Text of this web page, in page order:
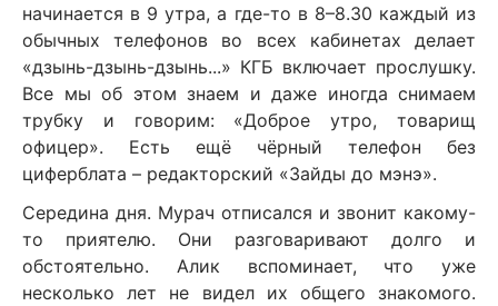
начинается в 9 утра, а где-то в 8–8.30 каждый из
обычных телефонов во всех кабинетах делает
«дзынь-дзынь-дзынь...» КГБ включает прослушку.
Все мы об этом знаем и даже иногда снимаем
трубку и говорим: «Доброе утро, товарищ
офицер». Есть ещё чёрный телефон без
циферблата – редакторский «Зайды до мэнэ».
Середина дня. Мурач отписался и звонит какому-
то приятелю. Они разговаривают долго и
обстоятельно. Алик вспоминает, что уже
несколько лет не видел их общего знакомого.